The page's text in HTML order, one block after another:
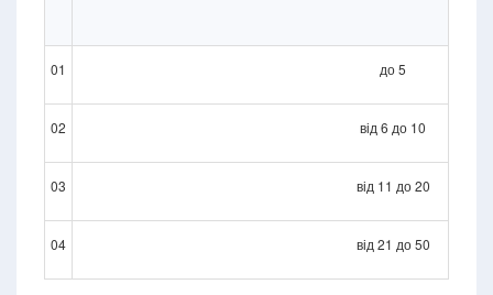
01 до 5
02 від 6 до 10
03 від 11 до 20
04 від 21 до 50